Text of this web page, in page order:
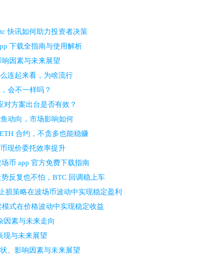
快讯如何助力投资者决策
下载全指南与使用解析
响因素与未来展望
连起来看，为啥流行
会不一样吗？
方案出台是否有效？
动向，市场影响如何
合约，不贪多也能稳赚
现价委托效率提升
币 app 官方免费下载指南
反复也不怕，BTC 回调稳上车
损策略在波场币波动中实现稳定盈利
式在价格波动中实现稳定收益
因素与未来走向
现与未来展望
、影响因素与未来展望